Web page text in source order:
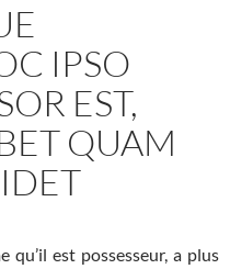
IPSO
EST,
QUAM
qu’il est possesseur, a plus